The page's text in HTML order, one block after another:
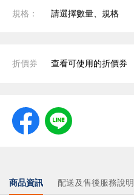
規格： 請選擇數量、規格
折價券 查看可使用的折價券
商品資訊 配送及售後服務說明